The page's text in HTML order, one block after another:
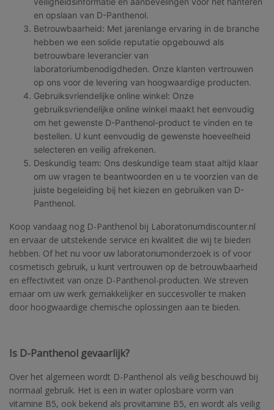
en opslaan van D-Panthenol.
Betrouwbaarheid: Met jarenlange ervaring in de branche
hebben we een solide reputatie opgebouwd als
betrouwbare leverancier van
laboratoriumbenodigdheden. Onze klanten vertrouwen
op ons voor de levering van hoogwaardige producten.
Gebruiksvriendelijke online winkel: Onze
gebruiksvriendelijke online winkel maakt het eenvoudig
om het gewenste D-Panthenol-product te vinden en te
bestellen. U kunt eenvoudig de gewenste hoeveelheid
selecteren en veilig afrekenen.
Deskundig team: Ons deskundige team staat altijd klaar
om uw vragen te beantwoorden en u te voorzien van de
juiste begeleiding bij het kiezen en gebruiken van D-
Panthenol.
Koop vandaag nog D-Panthenol bij Laboratoriumdiscounter.nl
en ervaar de uitstekende service en kwaliteit die wij te bieden
hebben. Of het nu voor uw laboratoriumonderzoek is of voor
cosmetisch gebruik, u kunt vertrouwen op de betrouwbaarheid
en effectiviteit van onze D-Panthenol-producten. We streven
ernaar om uw werk gemakkelijker en succesvoller te maken
door hoogwaardige chemische oplossingen aan te bieden.
Is D-Panthenol gevaarlijk?
Over het algemeen wordt D-Panthenol als veilig beschouwd bij
normaal gebruik. Het is een in water oplosbare vorm van
vitamine B5, ook bekend als provitamine B5, en wordt als veilig